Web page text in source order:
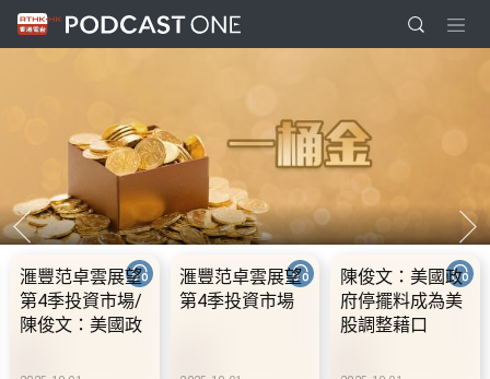
滙豐范卓雲展望
第4季投資市場/
陳俊文：美國政
股調整藉口
滙豐范卓雲展望
第4季投資市場
陳俊文：美國政
府停擺料成為美
股調整藉口